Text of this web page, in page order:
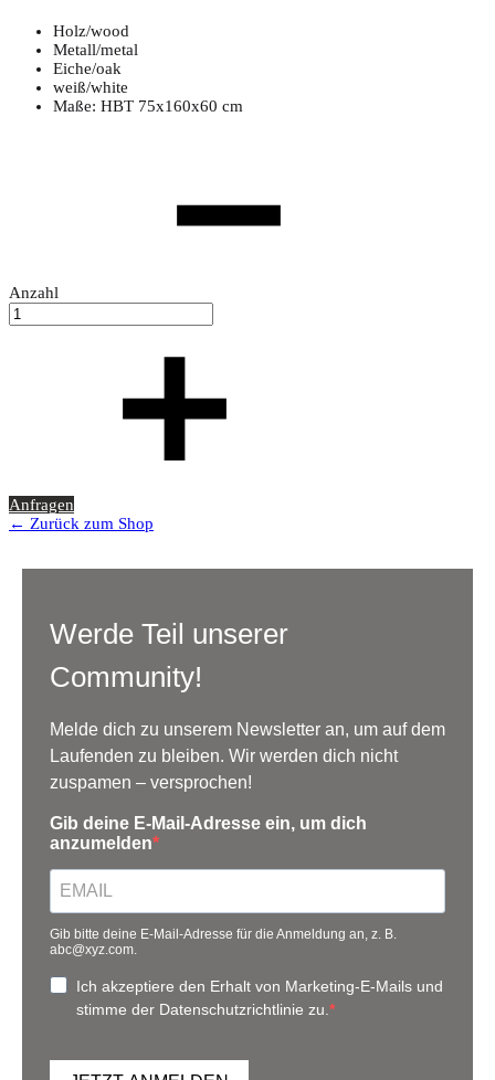
Holz/wood
Metall/metal
Eiche/oak
weiß/white
Maße: HBT 75x160x60 cm
Anzahl
Anfragen
← Zurück zum Shop
Werde Teil unserer
Community!
Melde dich zu unserem Newsletter an, um auf dem
Laufenden zu bleiben. Wir werden dich nicht
zuspamen – versprochen!
Gib deine E-Mail-Adresse ein, um dich
anzumelden
Gib bitte deine E-Mail-Adresse für die Anmeldung an, z. B.
abc@xyz.com.
Ich akzeptiere den Erhalt von Marketing-E-Mails und
stimme der Datenschutzrichtlinie zu.